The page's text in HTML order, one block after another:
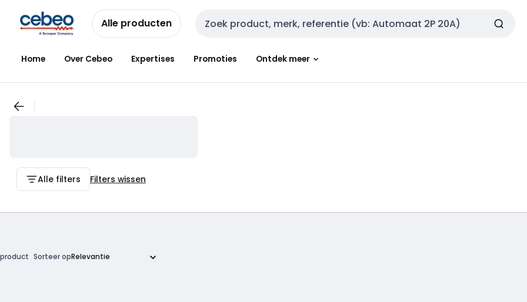
naar
navigatie
naar
inhoud
Alle producten Zoekveld invoer
Home Over Cebeo Expertises Promoties Ontdek meer
Alle filters Filters wissen
product Sorteer op